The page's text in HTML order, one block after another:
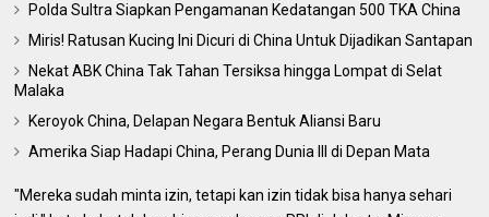
Polda Sultra Siapkan Pengamanan Kedatangan 500 TKA China
Miris! Ratusan Kucing Ini Dicuri di China Untuk Dijadikan Santapan
Nekat ABK China Tak Tahan Tersiksa hingga Lompat di Selat
Malaka
Keroyok China, Delapan Negara Bentuk Aliansi Baru
Amerika Siap Hadapi China, Perang Dunia III di Depan Mata
"Mereka sudah minta izin, tetapi kan izin tidak bisa hanya sehari